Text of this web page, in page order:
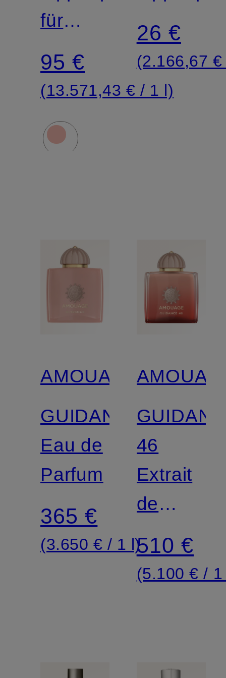
für
Volumen
95 €
(13.571,43 € / 1 l)
LIP
CARE
26 €
(2.166,67
AMOUAGE
GUIDANCE
Eau de
Parfum
365 €
(3.650 € / 1 l)
46
Extrait
de
Parfum
510 €
(5.100 € /